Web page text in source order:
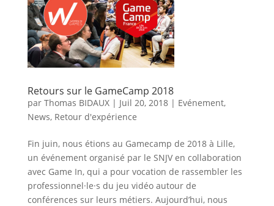
Retours sur le GameCamp 2018
par Thomas BIDAUX| Juil 20, 2018| Evénement,
News, Retour d'expérience
Fin juin, nous étions au Gamecamp de 2018 à Lille,
un événement organisé par le SNJV en collaboration
avec Game In, qui a pour vocation de rassembler les
professionnel·le·s du jeu vidéo autour de
conférences sur leurs métiers. Aujourd’hui, nous